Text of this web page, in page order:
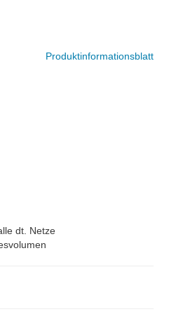
Produktinformationsblatt
dt. Netze